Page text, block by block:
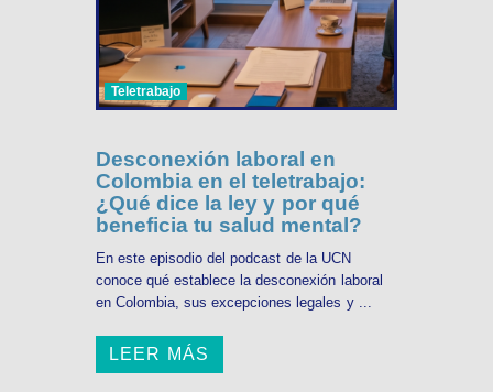
Teletrabajo
Desconexión laboral en
Colombia en el teletrabajo:
¿Qué dice la ley y por qué
beneficia tu salud mental?
En este episodio del podcast de la UCN
conoce qué establece la desconexión laboral
en Colombia, sus excepciones legales y ...
LEER MÁS